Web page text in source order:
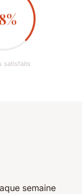
satisfaits
semaine